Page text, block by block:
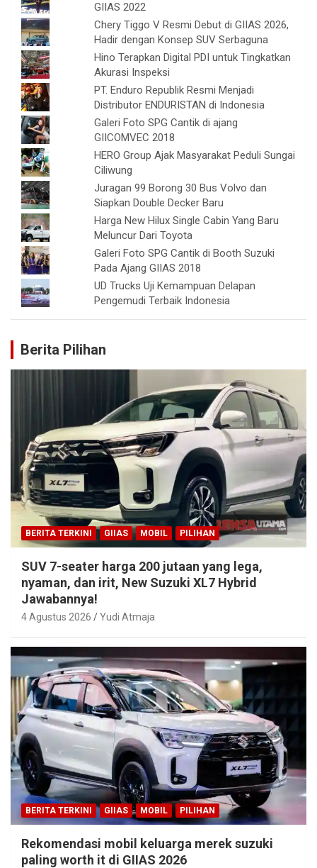
GIIAS 2022
Chery Tiggo V Resmi Debut di GIIAS 2026,
Hadir dengan Konsep SUV Serbaguna
Hino Terapkan Digital PDI untuk Tingkatkan
Akurasi Inspeksi
PT. Enduro Republik Resmi Menjadi
Distributor ENDURISTAN di Indonesia
Galeri Foto SPG Cantik di ajang
GIICOMVEC 2018
HERO Group Ajak Masyarakat Peduli Sungai
Ciliwung
Juragan 99 Borong 30 Bus Volvo dan
Siapkan Double Decker Baru
Harga New Hilux Single Cabin Yang Baru
Meluncur Dari Toyota
Galeri Foto SPG Cantik di Booth Suzuki
Pada Ajang GIIAS 2018
UD Trucks Uji Kemampuan Delapan
Pengemudi Terbaik Indonesia
Berita Pilihan
BERITA TERKINI GIIAS MOBIL PILIHAN
SUV 7-seater harga 200 jutaan yang lega,
nyaman, dan irit, New Suzuki XL7 Hybrid
Jawabannya!
4 Agustus 2026 Yudi Atmaja
BERITA TERKINI GIIAS MOBIL PILIHAN
Rekomendasi mobil keluarga merek suzuki
paling worth it di GIIAS 2026